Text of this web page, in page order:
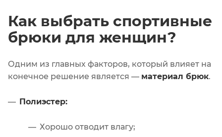
Как выбрать спортивные
брюки для женщин?
Одним из главных факторов, который влияет на
конечное решение является — материал брюк.
Полиэстер:
Хорошо отводит влагу;